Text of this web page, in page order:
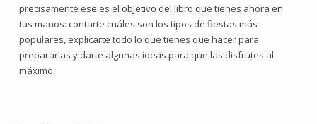
precisamente ese es el objetivo del libro que tienes ahora en
tus manos: contarte cuáles son los tipos de fiestas más
populares, explicarte todo lo que tienes que hacer para
prepararlas y darte algunas ideas para que las disfrutes al
máximo.